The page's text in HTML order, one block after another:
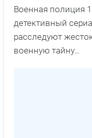
Военная полиция
детективный
расследуют
военную тайну…